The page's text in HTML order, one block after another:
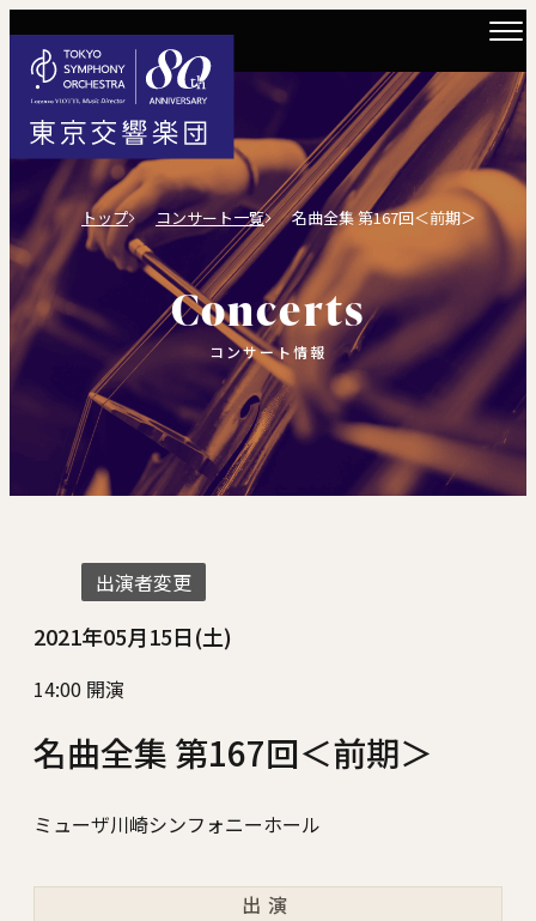
トップ コンサート一覧 名曲全集 第167回＜前期＞
Concerts
コンサート情報
出演者変更
2021年05月15日(土)
14:00 開演
名曲全集 第167回＜前期＞
ミューザ川崎シンフォニーホール
出演